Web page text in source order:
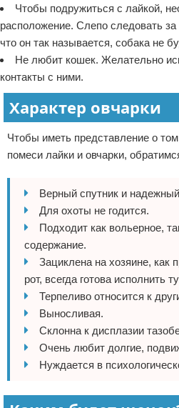
Чтобы подружиться с лайкой,
расположение. Слепо следовать за
что он так называется, собака не
Не любит кошек. Желательно
контакты с ними.
Характер овчарки
Чтобы иметь представление о
помеси лайки и овчарки,
Верный спутник и
Для охоты не годится.
Подходит как вольерное,
содержание.
Зациклена на хозяине, как
рот, всегда готова исполнить
Терпеливо относится к
Выносливая.
Склонна к дисплазии
Очень любит долгие,
Нуждается в